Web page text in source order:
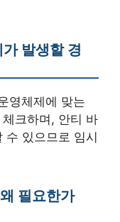
발생할 경
영체제에 맞는
크하며, 안티 바
수 있으므로 임시
필요한가